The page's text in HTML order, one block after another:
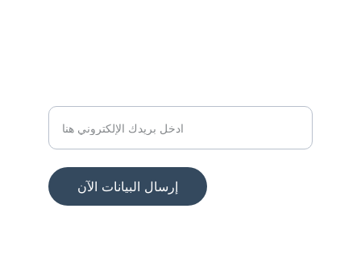
إرسال البيانات الآن